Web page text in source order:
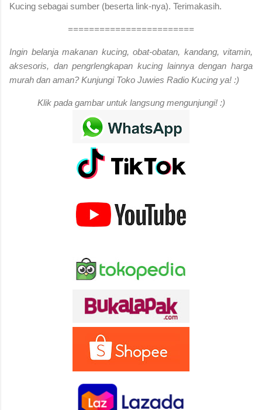
Kucing sebagai sumber (beserta link-nya). Terimakasih.
========================
Ingin belanja makanan kucing, obat-obatan, kandang, vitamin,
aksesoris, dan pengrlengkapan kucing lainnya dengan harga
murah dan aman? Kunjungi Toko Juwies Radio Kucing ya! :)
Klik pada gambar untuk langsung mengunjungi! :)